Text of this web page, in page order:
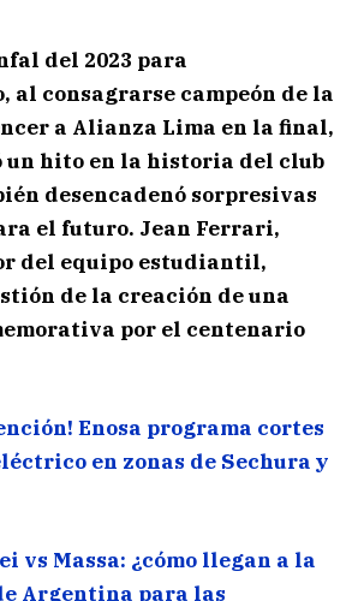
del 2023 para
consagrarse campeón de la
a Alianza Lima en la final,
un hito en la historia del club
desencadenó sorpresivas
el futuro. Jean Ferrari,
del equipo estudiantil,
de la creación de una
por el centenario
Enosa programa cortes
en zonas de Sechura y
vs Massa: ¿cómo llegan a la
Argentina para las